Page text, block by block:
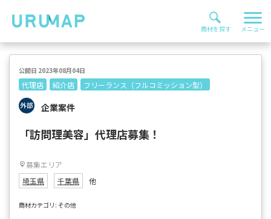
代理店 紹介店 フリーランス（フルコミッション型）
企業案件
公開日 2023年08月04日
「訪問理美容」代理店募集！
募集エリア
埼玉県
千葉県 他
商材カテゴリ: その他